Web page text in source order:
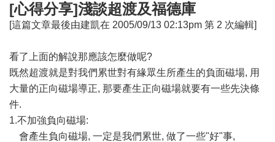
[心得分享]淺談超渡及福德庫
[這篇文章最後由建凱在 2005/09/13 02:13pm 第 2 次編輯]
看了上面的解說那應該怎麼做呢?
既然超渡就是對我們累世對有緣眾生所產生的負面磁場, 用
大量的正向磁場導正, 那要產生正向磁場就要有一些先決條
件.
1.不加強負向磁場:
會產生負向磁場, 一定是我們累世, 做了一些"好"事,